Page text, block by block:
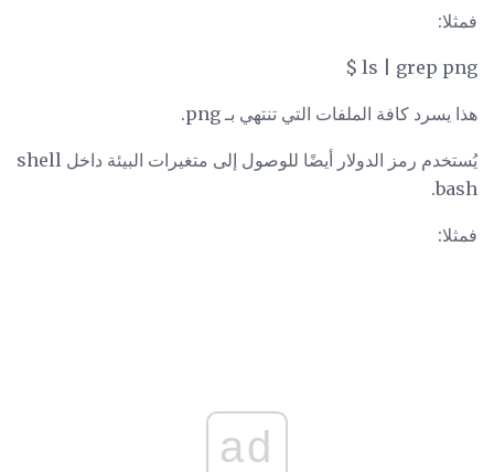
فمثلا:
ls | grep png $
هذا يسرد كافة الملفات التي تنتهي بـ png.
يُستخدم رمز الدولار أيضًا للوصول إلى متغيرات البيئة داخل shell
bash.
فمثلا:
ad